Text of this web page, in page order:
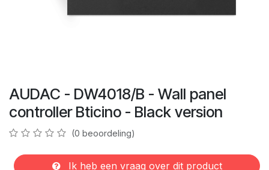
AUDAC - DW4018/B - Wall panel
controller Bticino - Black version
(0 beoordeling)
Ik heb een vraag over dit product